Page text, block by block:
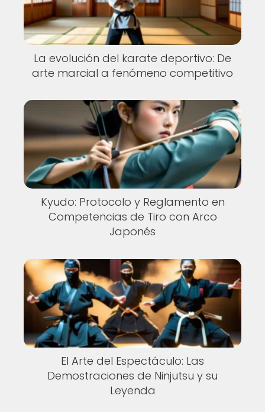
La evolución del karate deportivo: De
arte marcial a fenómeno competitivo
Kyudo: Protocolo y Reglamento en
Competencias de Tiro con Arco
Japonés
El Arte del Espectáculo: Las
Demostraciones de Ninjutsu y su
Leyenda